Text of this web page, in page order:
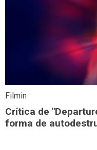
Filmin
Crítica de
forma de